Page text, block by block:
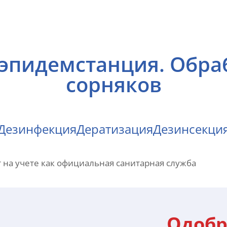
сорняков
Дератизация
учете как официальная санитарная служба